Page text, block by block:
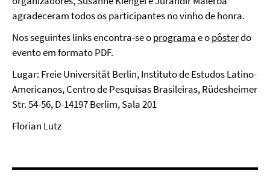
agradeceram todos os participantes no vinho de honra.
Nos seguintes links encontra-se oprogramae opôsterdo
evento em formato PDF.
Lugar: Freie Universität Berlin, Instituto de Estudos Latino-
Americanos, Centro de Pesquisas Brasileiras, Rüdesheimer
Str. 54-56, D-14197 Berlim, Sala 201
Florian Lutz